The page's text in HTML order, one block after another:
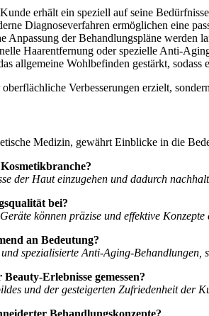
erhält ein speziell auf seine
Diagnoseverfahren ermöglichen eine
Anpassung der Behandlungspläne werden
Haarentfernung oder spezielle Anti-
allgemeine Wohlbefinden gestärkt,
Verbesserungen erzielt,
Medizin, gewährt Einblicke in die
der Haut einzugehen und dadurch
bei?
können präzise und effektive
an Bedeutung?
spezialisierte Anti-Aging-
Erlebnisse gemessen?
und der gesteigerten Zufriedenheit der